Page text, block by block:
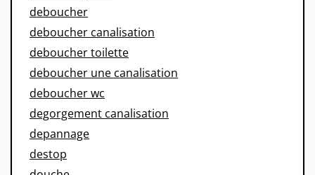
deboucher
deboucher canalisation
deboucher toilette
deboucher une canalisation
deboucher wc
degorgement canalisation
depannage
destop